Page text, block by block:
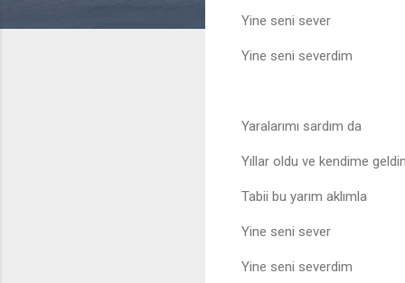
Yine seni sever
Yine seni severdim
Yaralarımı sardım da
Yıllar oldu ve kendime
Tabii bu yarım aklımla
Yine seni sever
Yine seni severdim